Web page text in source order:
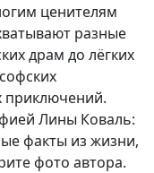
ценителям
разные
драм до лёгких
Лины Коваль:
факты из жизни,
фото автора.